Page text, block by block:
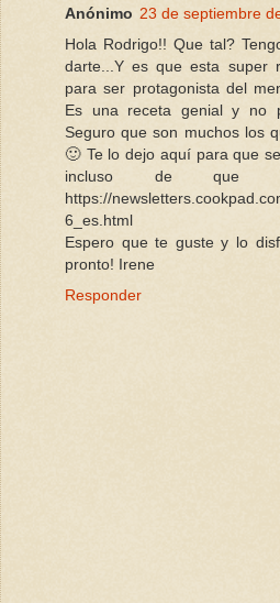
Anónimo 23 de septiembre
Hola Rodrigo!! Que tal?
darte...Y es que esta super
para ser protagonista del
Es una receta genial y no
Seguro que son muchos los
🙂 Te lo dejo aquí para que
incluso de que
https://
6_es.html
Espero que te guste y lo
pronto! Irene
Responder